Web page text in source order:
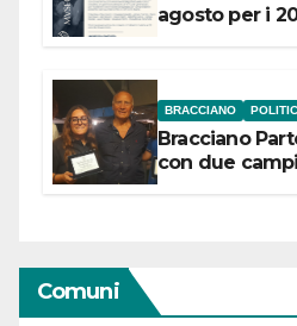
agosto per i
BRACCIANO
Bracciano
con due
Comuni